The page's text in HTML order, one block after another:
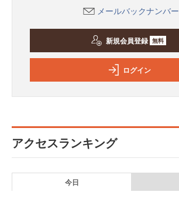
メールバックナンバー
新規会員登録 無料
ログイン
アクセスランキング
今日